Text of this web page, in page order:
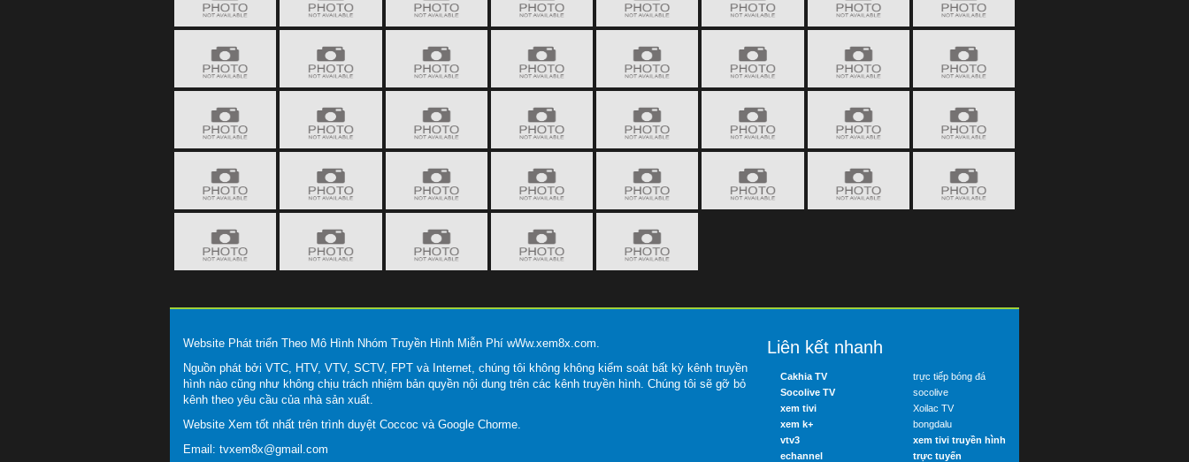
Website Phát triển Theo Mô Hình Nhóm Truyền Hình Miễn Phí wWw.xem8x.com.
Nguồn phát bởi VTC, HTV, VTV, SCTV, FPT và Internet, chúng tôi không không kiểm soát bất kỳ kênh truyền
hình nào cũng như không chịu trách nhiệm bản quyền nội dung trên các kênh truyền hình. Chúng tôi sẽ gỡ bỏ
kênh theo yêu cầu của nhà sản xuất.
Website Xem tốt nhất trên trình duyệt Coccoc và Google Chorme.
Email: tvxem8x@gmail.com
Liên kết nhanh
Cakhia TV
Socolive TV
xem tivi
xem k+
vtv3
echannel
trực tiếp bóng đá
socolive
Xoilac TV
bongdalu
xem tivi truyền hình
trực tuyến